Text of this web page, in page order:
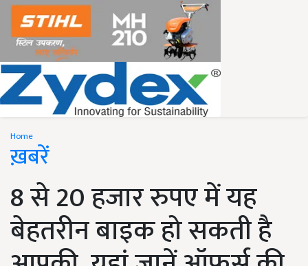
Home
ख़बरें
8 से 20 हजार रुपए में यह
बेहतरीन बाइक हो सकती है